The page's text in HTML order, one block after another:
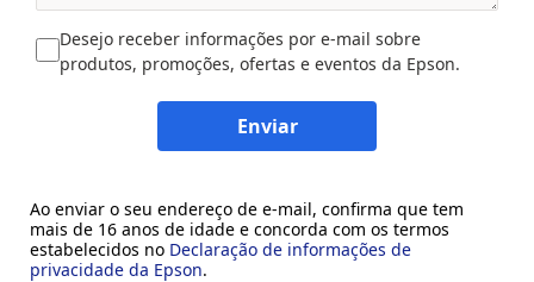
Desejo receber informações por e-mail sobre
produtos, promoções, ofertas e eventos da Epson.
Enviar
Ao enviar o seu endereço de e-mail, confirma que tem
mais de 16 anos de idade e concorda com os termos
estabelecidos no Declaração de informações de
privacidade da Epson.